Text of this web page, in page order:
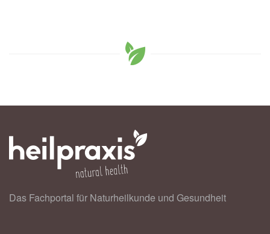
Das Fachportal für Naturheilkunde und Gesundheit